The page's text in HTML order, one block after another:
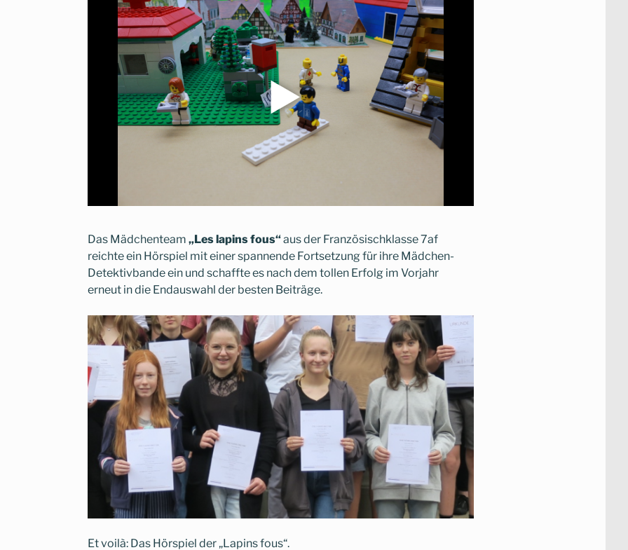
Das Mädchenteam „Les lapins fous“aus der Französischklasse 7af
reichte ein Hörspiel mit einer spannende Fortsetzung für ihre Mädchen-
Detektivbande ein und schaffte es nach dem tollen Erfolg im Vorjahr
erneut in die Endauswahl der besten Beiträge.
Et voilà: Das Hörspiel der „Lapins fous“.